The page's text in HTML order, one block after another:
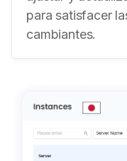
para satisfacer
cambiantes.